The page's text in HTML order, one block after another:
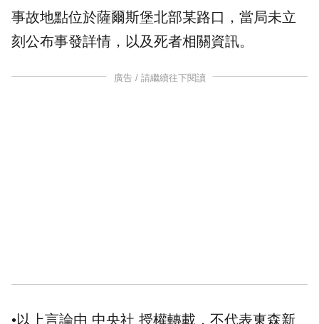
事故地點位於薩爾斯堡北部某路口，當局未立
刻公布事發詳情，以及死者相關資訊。
廣告 / 請繼續往下閱讀
•以上言論由 中央社 授權轉載，不代表東森新